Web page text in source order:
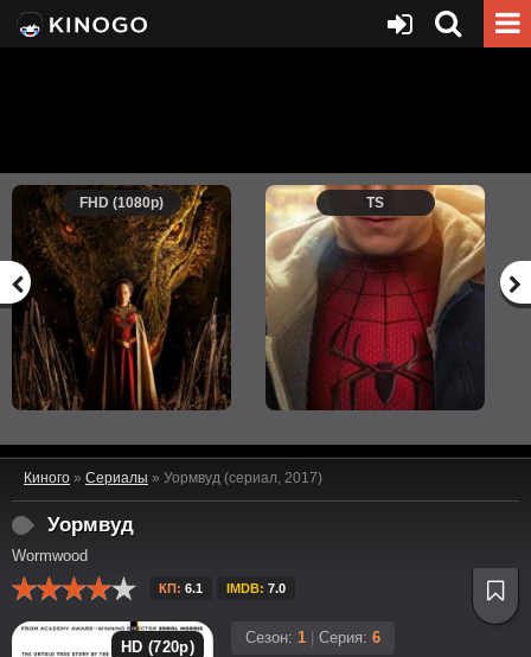
FHD (1080p) TS
Киного » Сериалы » Уормвуд (сериал, 2017)
Уормвуд
Wormwood
КП: 6.1 IMDB: 7.0
HD (720p)
Сезон: 1 Серия: 6